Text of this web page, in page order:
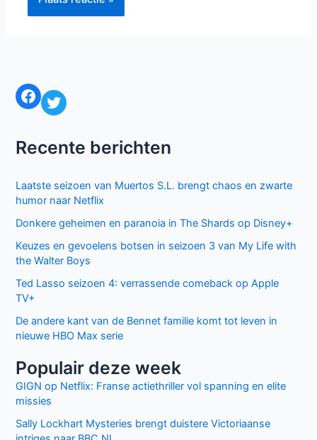
Facebook Twitter
Recente berichten
Laatste seizoen van Muertos S.L. brengt chaos en zwarte
humor naar Netflix
Donkere geheimen en paranoia in The Shards op Disney+
Keuzes en gevoelens botsen in seizoen 3 van My Life with
the Walter Boys
Ted Lasso seizoen 4: verrassende comeback op Apple
TV+
De andere kant van de Bennet familie komt tot leven in
nieuwe HBO Max serie
Populair deze week
GIGN op Netflix: Franse actiethriller vol spanning en elite
missies
Sally Lockhart Mysteries brengt duistere Victoriaanse